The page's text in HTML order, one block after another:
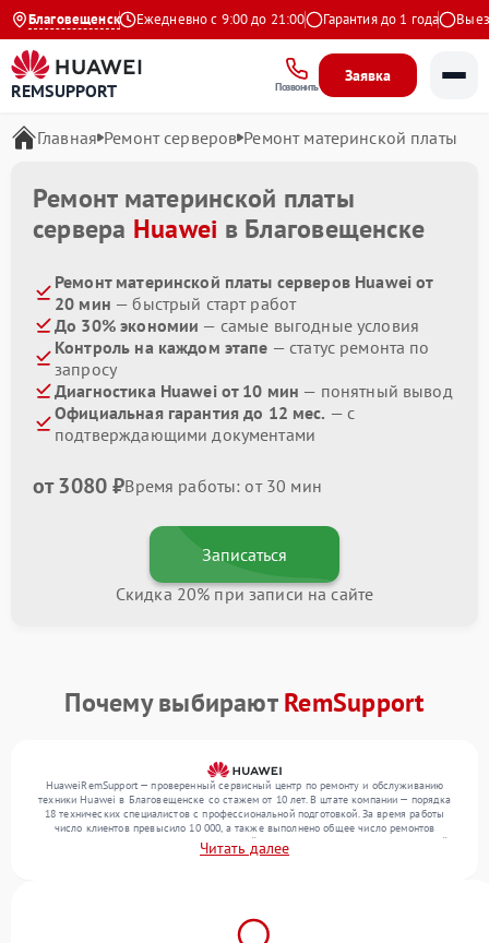
Благовещенск
4.9 на Яндекс Ежедневно с 9:00 до 21:00 Гарантия до 1 года Выезд
REMSUPPORT Позвонить
Заявка
Главная Ремонт серверов Ремонт материнской платы
Ремонт материнской платы
сервера Huawei в Благовещенске
Ремонт материнской платы серверов Huawei от
20 мин — быстрый старт работ
До 30% экономии — самые выгодные условия
Контроль на каждом этапе — статус ремонта по
запросу
Диагностика Huawei от 10 мин — понятный вывод
Официальная гарантия до 12 мес. — с
подтверждающими документами
от 3080 ₽Время работы: от 30 мин
Записаться
Скидка 20% при записи на сайте
Почему выбираютRemSupport
HuaweiRemSupport — проверенный сервисный центр по ремонту и обслуживанию
техники Huawei в Благовещенске со стажем от 10 лет. В штате компании — порядка
18 технических специалистов с профессиональной подготовкой. За время работы
число клиентов превысило 10 000, а также выполнено общее число ремонтов
превысило 12 000. Ежемесячно в сервисный центр поступает более 300 обращений,
включая , , . Мы работаем с широким спектром неисправностей и поддерживаем
Читать далее